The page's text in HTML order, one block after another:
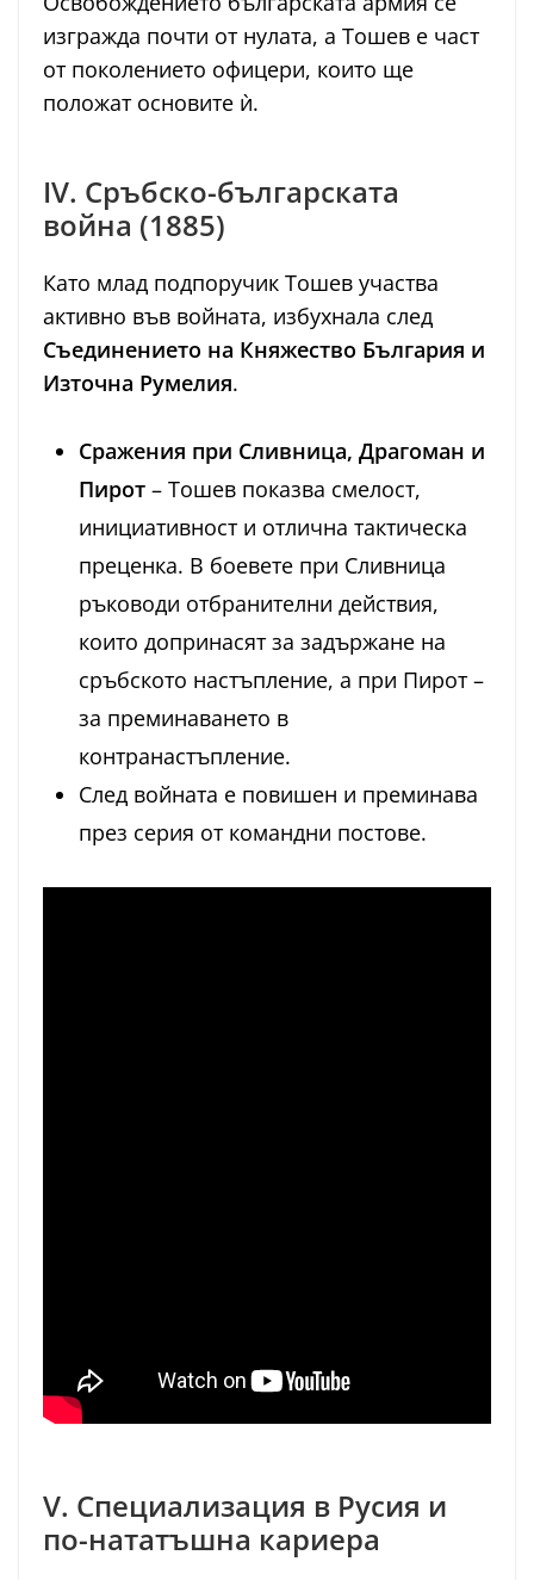
изгражда почти от нулата, а Тошев е част
от поколението офицери, които ще
положат основите ѝ.
IV. Сръбско-българската
война (1885)
Като млад подпоручик Тошев участва
активно във войната, избухнала след
Съединението на Княжество България и
Източна Румелия.
Сражения при Сливница, Драгоман и
Пирот – Тошев показва смелост,
инициативност и отлична тактическа
преценка. В боевете при Сливница
ръководи отбранителни действия,
които допринасят за задържане на
сръбското настъпление, а при Пирот –
за преминаването в
контранастъпление.
След войната е повишен и преминава
през серия от командни постове.
V. Специализация в Русия и
по-нататъшна кариера